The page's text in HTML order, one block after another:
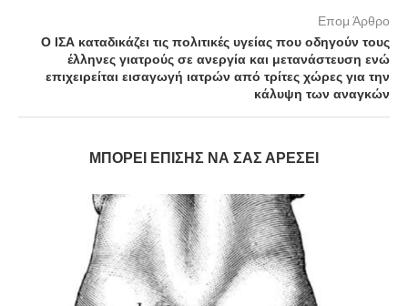
Επομ Άρθρο
Ο ΙΣΑ καταδικάζει τις πολιτικές υγείας που οδηγούν τους
έλληνες γιατρούς σε ανεργία και μετανάστευση ενώ
επιχειρείται εισαγωγή ιατρών από τρίτες χώρες για την
κάλυψη των αναγκών
ΜΠΟΡΕΊ ΕΠΊΣΗΣ ΝΑ ΣΑΣ ΑΡΈΣΕΙ